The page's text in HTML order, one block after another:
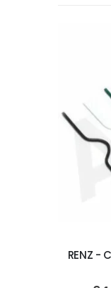
RENZ -